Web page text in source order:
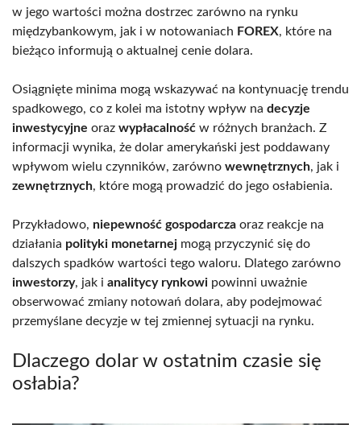
w jego wartości można dostrzec zarówno na rynku
międzybankowym, jak i w notowaniach FOREX, które na
bieżąco informują o aktualnej cenie dolara.
Osiągnięte minima mogą wskazywać na kontynuację trendu
spadkowego, co z kolei ma istotny wpływ na decyzje
inwestycyjne oraz wypłacalność w różnych branżach. Z
informacji wynika, że dolar amerykański jest poddawany
wpływom wielu czynników, zarówno wewnętrznych, jak i
zewnętrznych, które mogą prowadzić do jego osłabienia.
Przykładowo, niepewność gospodarcza oraz reakcje na
działania polityki monetarnej mogą przyczynić się do
dalszych spadków wartości tego waloru. Dlatego zarówno
inwestorzy, jak i analitycy rynkowi powinni uważnie
obserwować zmiany notowań dolara, aby podejmować
przemyślane decyzje w tej zmiennej sytuacji na rynku.
Dlaczego dolar w ostatnim czasie się
osłabia?